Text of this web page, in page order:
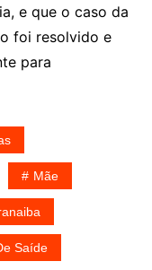
e que o caso da
foi resolvido e
para
Mãe
Saíde